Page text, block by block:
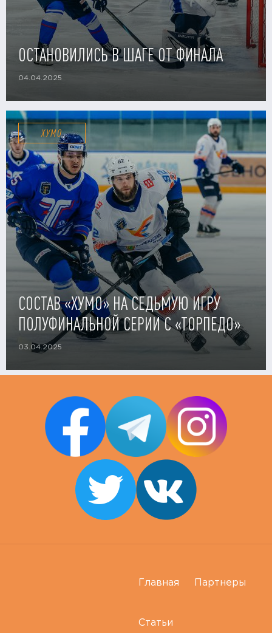
ОСТАНОВИЛИСЬ В ШАГЕ ОТ ФИНАЛА
04.04.2025
ХУМО
СОСТАВ «ХУМО» НА СЕДЬМУЮ ИГРУ
ПОЛУФИНАЛЬНОЙ СЕРИИ С «ТОРПЕДО»
03.04.2025
Главная Партнеры
Статьи